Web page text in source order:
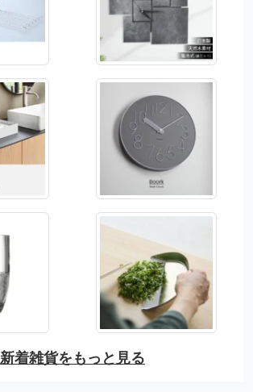
新着雑貨をもっと見る